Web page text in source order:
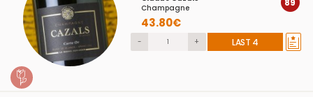
Champagne
43.80€
89
- + LAST 4